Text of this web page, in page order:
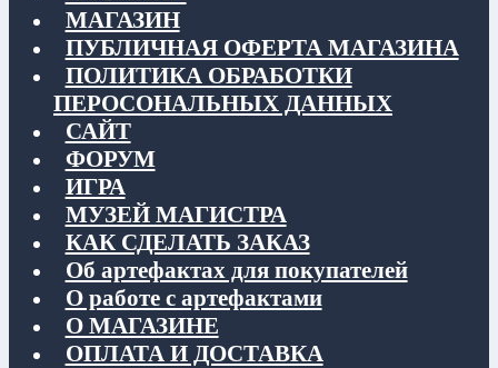
МАГАЗИН
ПУБЛИЧНАЯ ОФЕРТА МАГАЗИНА
ПОЛИТИКА ОБРАБОТКИ
ПЕРОСОНАЛЬНЫХ ДАННЫХ
САЙТ
ФОРУМ
ИГРА
МУЗЕЙ МАГИСТРА
КАК СДЕЛАТЬ ЗАКАЗ
Об артефактах для покупателей
О работе с артефактами
О МАГАЗИНЕ
ОПЛАТА И ДОСТАВКА